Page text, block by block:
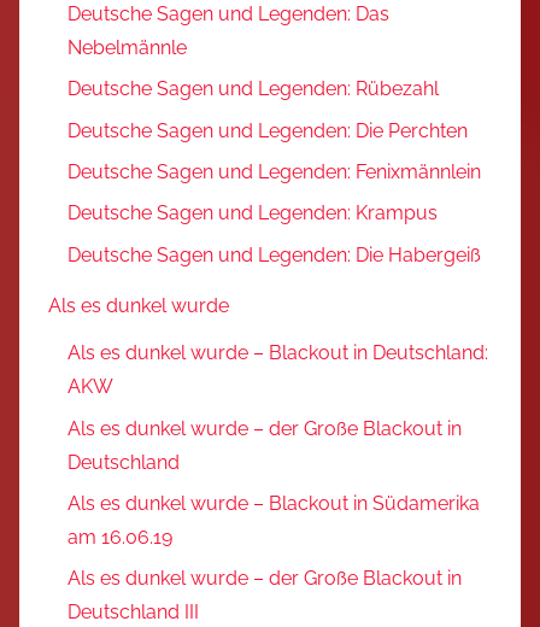
Deutsche Sagen und Legenden: Das
Nebelmännle
Deutsche Sagen und Legenden: Rübezahl
Deutsche Sagen und Legenden: Die Perchten
Deutsche Sagen und Legenden: Fenixmännlein
Deutsche Sagen und Legenden: Krampus
Deutsche Sagen und Legenden: Die Habergeiß
Als es dunkel wurde
Als es dunkel wurde – Blackout in Deutschland:
AKW
Als es dunkel wurde – der Große Blackout in
Deutschland
Als es dunkel wurde – Blackout in Südamerika
am 16.06.19
Als es dunkel wurde – der Große Blackout in
Deutschland III